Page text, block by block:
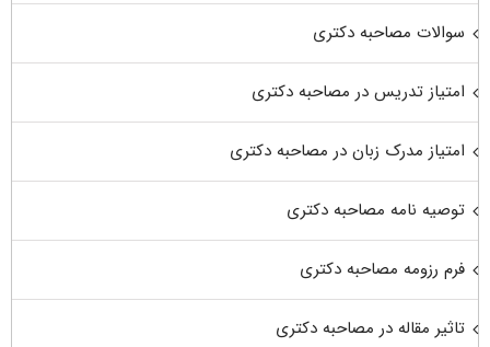
سوالات مصاحبه دکتری
امتیاز تدریس در مصاحبه دکتری
امتیاز مدرک زبان در مصاحبه دکتری
توصیه نامه مصاحبه دکتری
فرم رزومه مصاحبه دکتری
تاثیر مقاله در مصاحبه دکتری